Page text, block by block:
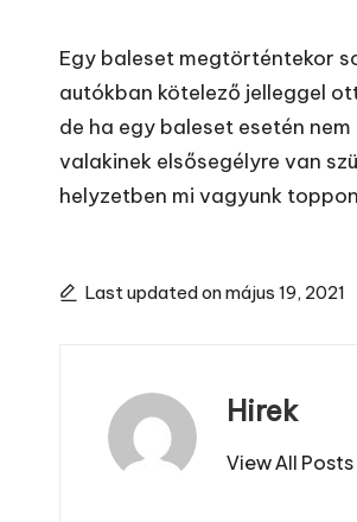
Egy baleset megtörténtekor
autókban kötelező jelleggel
de ha egy baleset esetén
valakinek elsősegélyre van
helyzetben mi vagyunk
Last updated on május 19, 2021
Hirek
View All Posts